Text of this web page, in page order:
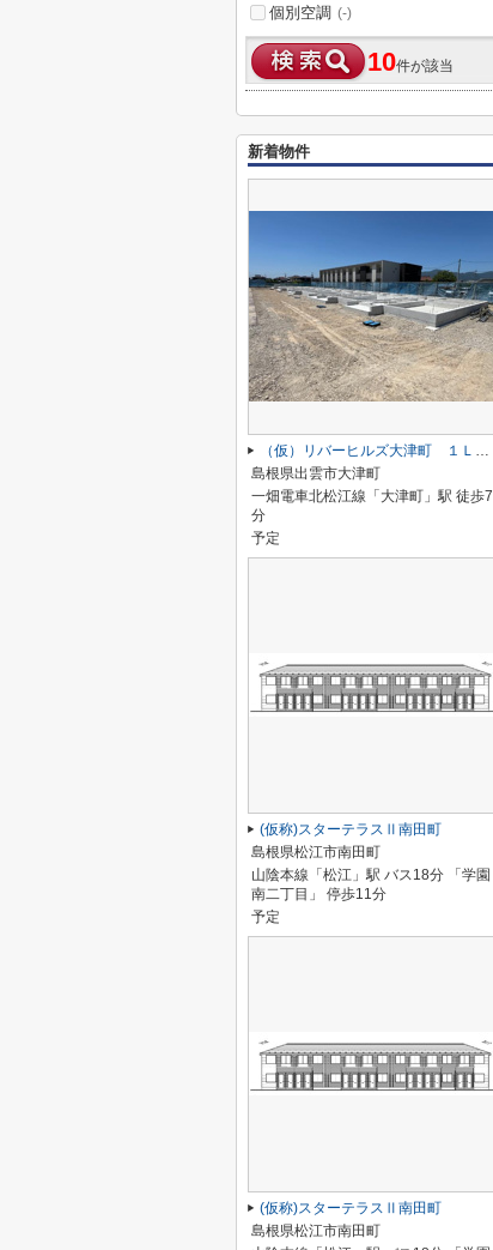
個別空調 (-)
10件が該当
新着物件
（仮）リバーヒルズ大津町 １ＬＤＫ／２ＬＤＫ
島根県出雲市大津町
一畑電車北松江線「大津町」駅 徒歩7
分
予定
(仮称)スターテラスⅡ南田町
島根県松江市南田町
山陰本線「松江」駅 バス18分 「学園
南二丁目」 停歩11分
予定
(仮称)スターテラスⅡ南田町
島根県松江市南田町